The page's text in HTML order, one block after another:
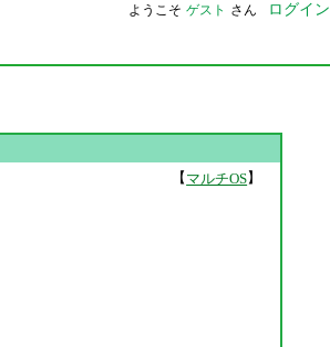
ようこそ ゲスト さん ログイン
【マルチOS】